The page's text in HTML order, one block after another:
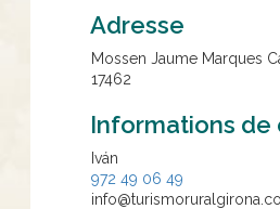
Adresse
Mossen Jaume Marques
17462
Informations
Iván
972 49 06 49